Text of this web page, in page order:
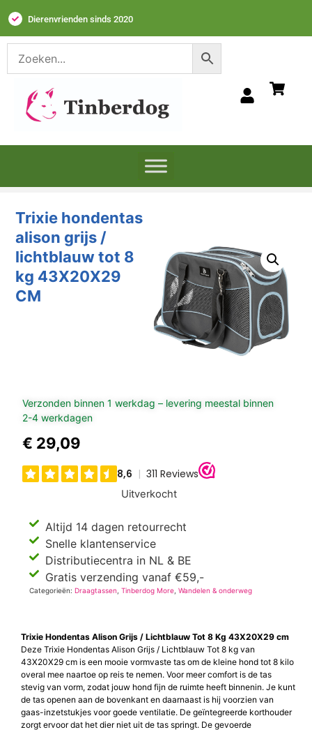
Dierenvrienden sinds 2020
Trixie hondentas
alison grijs /
lichtblauw tot 8
kg 43X20X29
CM
Verzonden binnen 1 werkdag – levering meestal binnen
2-4 werkdagen
€ 29,09
Uitverkocht
Altijd 14 dagen retourrecht
Snelle klantenservice
Distributiecentra in NL & BE
Gratis verzending vanaf €59,-
Categorieën:Draagtassen ,Tinberdog More ,Wandelen & onderweg
Trixie Hondentas Alison Grijs / Lichtblauw Tot 8 Kg 43X20X29 cm
Deze Trixie Hondentas Alison Grijs / Lichtblauw Tot 8 kg van
43X20X29 cm is een mooie vormvaste tas om de kleine hond tot 8 kilo
overal mee naartoe op reis te nemen. Voor meer comfort is de tas
stevig van vorm, zodat jouw hond fijn de ruimte heeft binnenin. Je kunt
de tas openen aan de bovenkant en daarnaast is hij voorzien van
gaas-inzetstukjes voor goede ventilatie. De geïntegreerde korthouder
zorgt ervoor dat het dier niet uit de tas springt. De gevoerde